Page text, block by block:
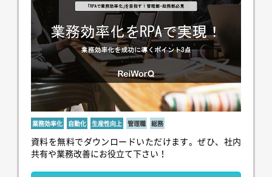
業務効率化 自動化 生産性向上 管理職 総務
資料を無料でダウンロードいただけます。ぜひ、社内
共有や業務改善にお役立て下さい！